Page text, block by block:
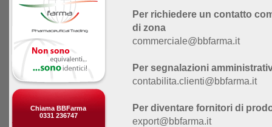
Chiama BBFarma
0331 236747
Per richiedere un contatto
di zona
commerciale@bbfarma.it
Per segnalazioni
contabilita.clienti@bbfarma.it
Per diventare fornitori di
export@bbfarma.it